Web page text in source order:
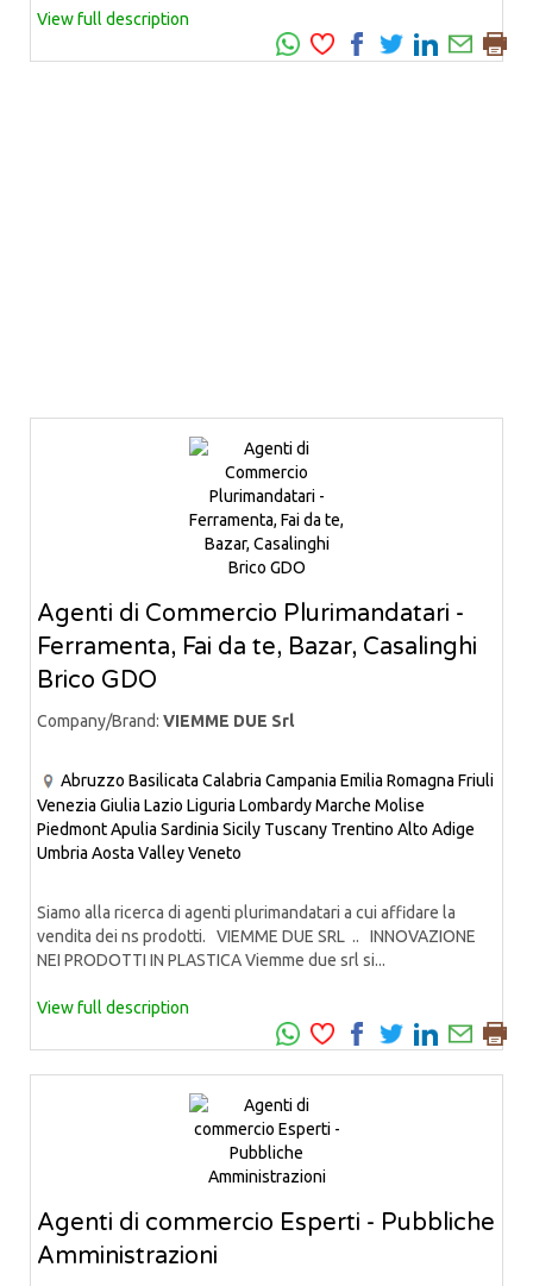
View full description
Agenti di Commercio Plurimandatari -
Ferramenta, Fai da te, Bazar, Casalinghi
Brico GDO
Company/Brand: VIEMME DUE Srl
Abruzzo Basilicata Calabria Campania Emilia Romagna Friuli
Venezia Giulia Lazio Liguria LombardyMarche Molise
PiedmontApulia Sardinia Sicily Tuscany Trentino Alto Adige
Umbria Aosta ValleyVeneto
Siamo alla ricerca di agenti plurimandatari a cui affidare la
vendita dei ns prodotti. VIEMME DUE SRL .. INNOVAZIONE
NEI PRODOTTI IN PLASTICA Viemme due srl si...
View full description
Agenti di commercio Esperti - Pubbliche
Amministrazioni